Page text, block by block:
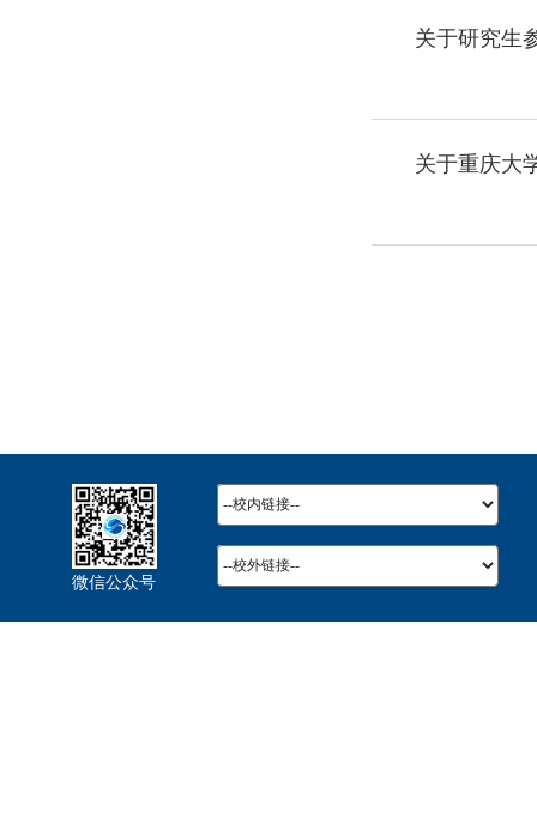
关于研究生
关于重庆大
微信公众号